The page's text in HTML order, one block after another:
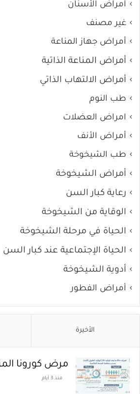
أمراض الأسنان
غير مصنف
أمراض جهاز المناعة
أمراض المناعة الذاتية
أمراض الالتهاب الذاتي
طب النوم
امراض العضلات
أمراض الأنف
طب الشيخوخة
أمراض الشيخوخة
رعاية كبار السن
الوقاية من الشيخوخة
الحياة في مرحلة الشيخوخة
الحياة الإجتماعية عند كبار السن
أدوية الشيخوخة
أمراض الفطور
الأخيرة
مرض كورونا
منذ 3 أيام